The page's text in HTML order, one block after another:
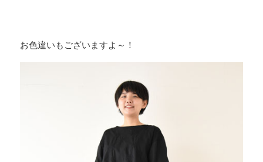
お色違いもございますよ～！